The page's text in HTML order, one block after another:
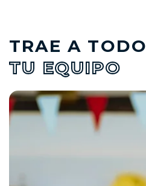
TRAE A TODO
TU EQUIPO